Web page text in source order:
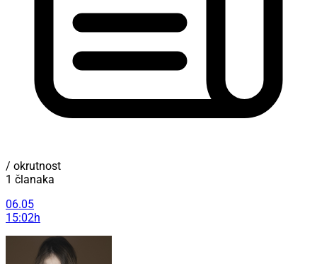
/ okrutnost
1 članaka
06.05
15:02h